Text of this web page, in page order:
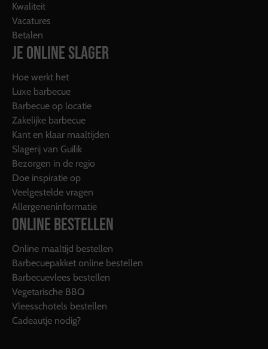
Kwaliteit
Vacatures
Betalen
JE ONLINE SLAGER
Hoe werkt het
Luxe barbecue
Barbecue op locatie
Zakelijke barbecue
Kant en klaar maaltijden
Slagerij van Guilik
Bezorgen in de regio
Doe inspiratie op
Veelgestelde vragen
Allergeneninformatie
ONLINE BESTELLEN
Online maaltijd bestellen
Barbecuepakket online bestellen
Barbecuevlees bestellen
Vegetarische BBQ
Vleesschotels bestellen
Cadeautje nodig?